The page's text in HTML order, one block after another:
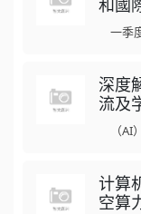
和國
一季
深度
流及
（AI
计算
空算